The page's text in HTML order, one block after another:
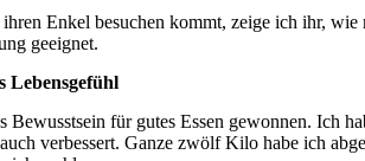
Enkel besuchen kommt, zeige ich ihr,
geeignet.
Lebensgefühl
Bewusstsein für gutes Essen gewonnen. Ich
verbessert. Ganze zwölf Kilo habe ich